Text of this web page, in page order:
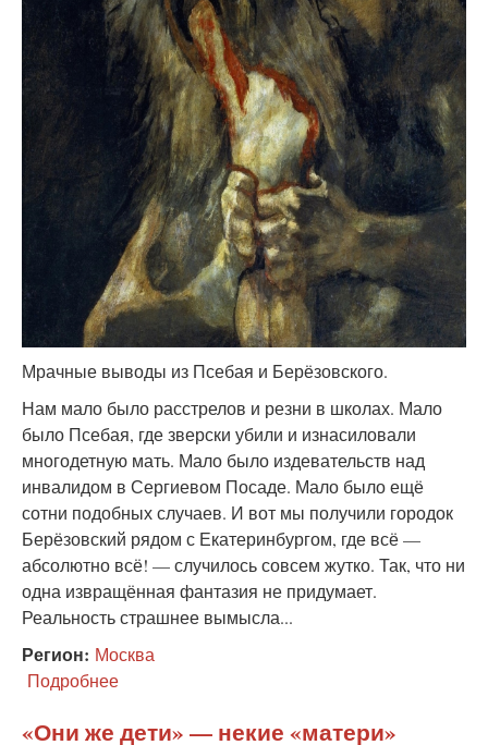
Мрачные выводы из Псебая и Берёзовского.
Нам мало было расстрелов и резни в школах. Мало
было Псебая, где зверски убили и изнасиловали
многодетную мать. Мало было издевательств над
инвалидом в Сергиевом Посаде. Мало было ещё
сотни подобных случаев. И вот мы получили городок
Берёзовский рядом с Екатеринбургом, где всё —
абсолютно всё! — случилось совсем жутко. Так, что ни
одна извращённая фантазия не придумает.
Реальность страшнее вымысла...
Регион: Москва
Подробнее
не
«Они же дети» — некие «матери»